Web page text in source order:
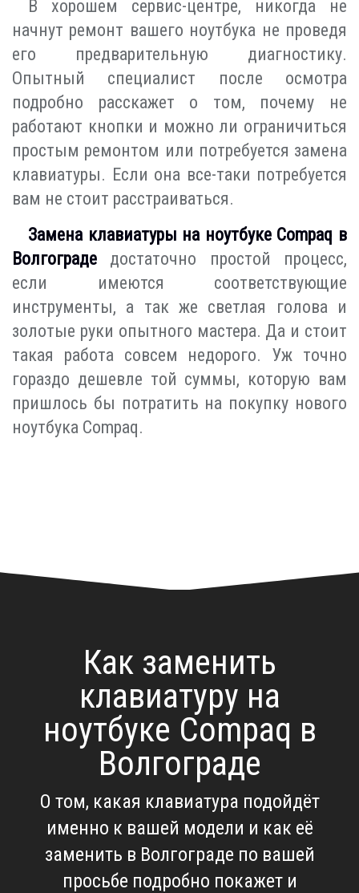
В хорошем сервис-центре, никогда не
начнут ремонт вашего ноутбука не проведя
его предварительную диагностику.
Опытный специалист после осмотра
подробно расскажет о том, почему не
работают кнопки и можно ли ограничиться
простым ремонтом или потребуется замена
клавиатуры. Если она все-таки потребуется
вам не стоит расстраиваться.
Замена клавиатуры на ноутбуке Compaq в
Волгограде достаточно простой процесс,
если имеются соответствующие
инструменты, а так же светлая голова и
золотые руки опытного мастера. Да и стоит
такая работа совсем недорого. Уж точно
гораздо дешевле той суммы, которую вам
пришлось бы потратить на покупку нового
ноутбука Compaq.
Как заменить
клавиатуру на
ноутбуке Compaq в
Волгограде
О том, какая клавиатура подойдёт
именно к вашей модели и как её
заменить в Волгограде по вашей
просьбе подробно покажет и